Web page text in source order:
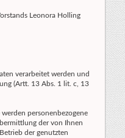
Leonora Holling
verarbeitet werden und
(Artt. 13 Abs. 1 lit. c, 13
personenbezogene
der von Ihnen
der genutzten